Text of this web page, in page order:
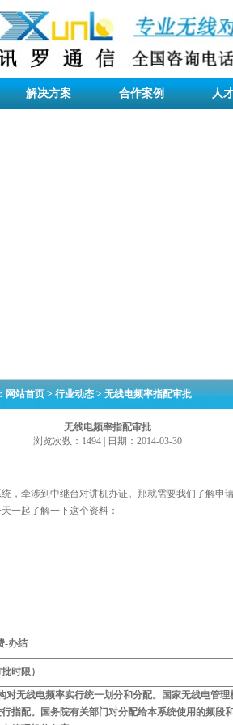
解决方案 合作案例 人
网站首页>行业动态> 无线电频率指配审批
无线电频率指配审批
浏览次数：1494 | 日期：2014-03-30
，牵涉到中继台对讲机办证。那就需要我们了解申
一起了解一下这个资料：
-办结
时限）
对无线电频率实行统一划分和分配。国家无线电管
行指配。国务院有关部门对分配给本系统使用的频段